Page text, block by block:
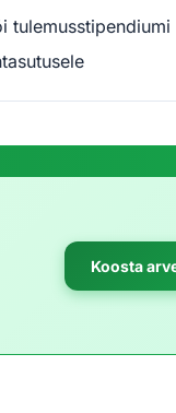
tulemusstipendiumi
Koosta